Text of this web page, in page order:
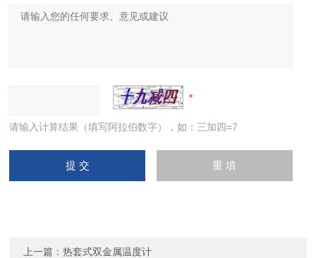
请输入计算结果（填写阿拉伯数字），如：三加四=7
上一篇：热套式双金属温度计